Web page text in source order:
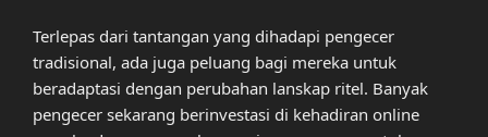
Terlepas dari tantangan yang dihadapi pengecer
tradisional, ada juga peluang bagi mereka untuk
beradaptasi dengan perubahan lanskap ritel. Banyak
pengecer sekarang berinvestasi di kehadiran online